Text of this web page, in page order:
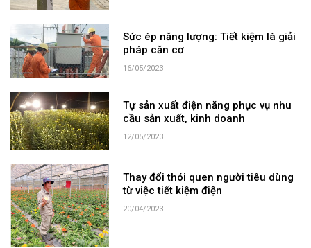
Sức ép năng lượng: Tiết kiệm là giải
pháp căn cơ
16/05/2023
Tự sản xuất điện năng phục vụ nhu
cầu sản xuất, kinh doanh
12/05/2023
Thay đổi thói quen người tiêu dùng
từ việc tiết kiệm điện
20/04/2023